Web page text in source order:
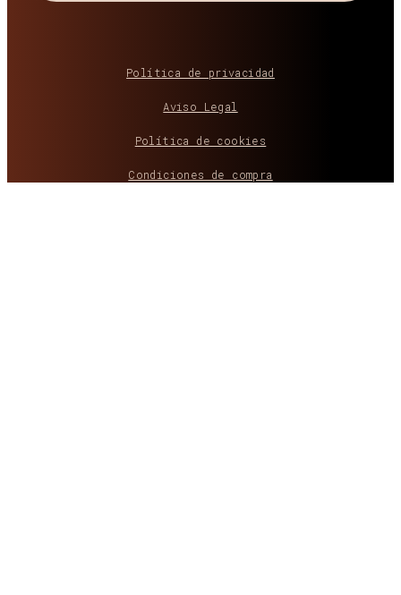
Política de privacidad
Aviso Legal
Política de cookies
Condiciones de compra